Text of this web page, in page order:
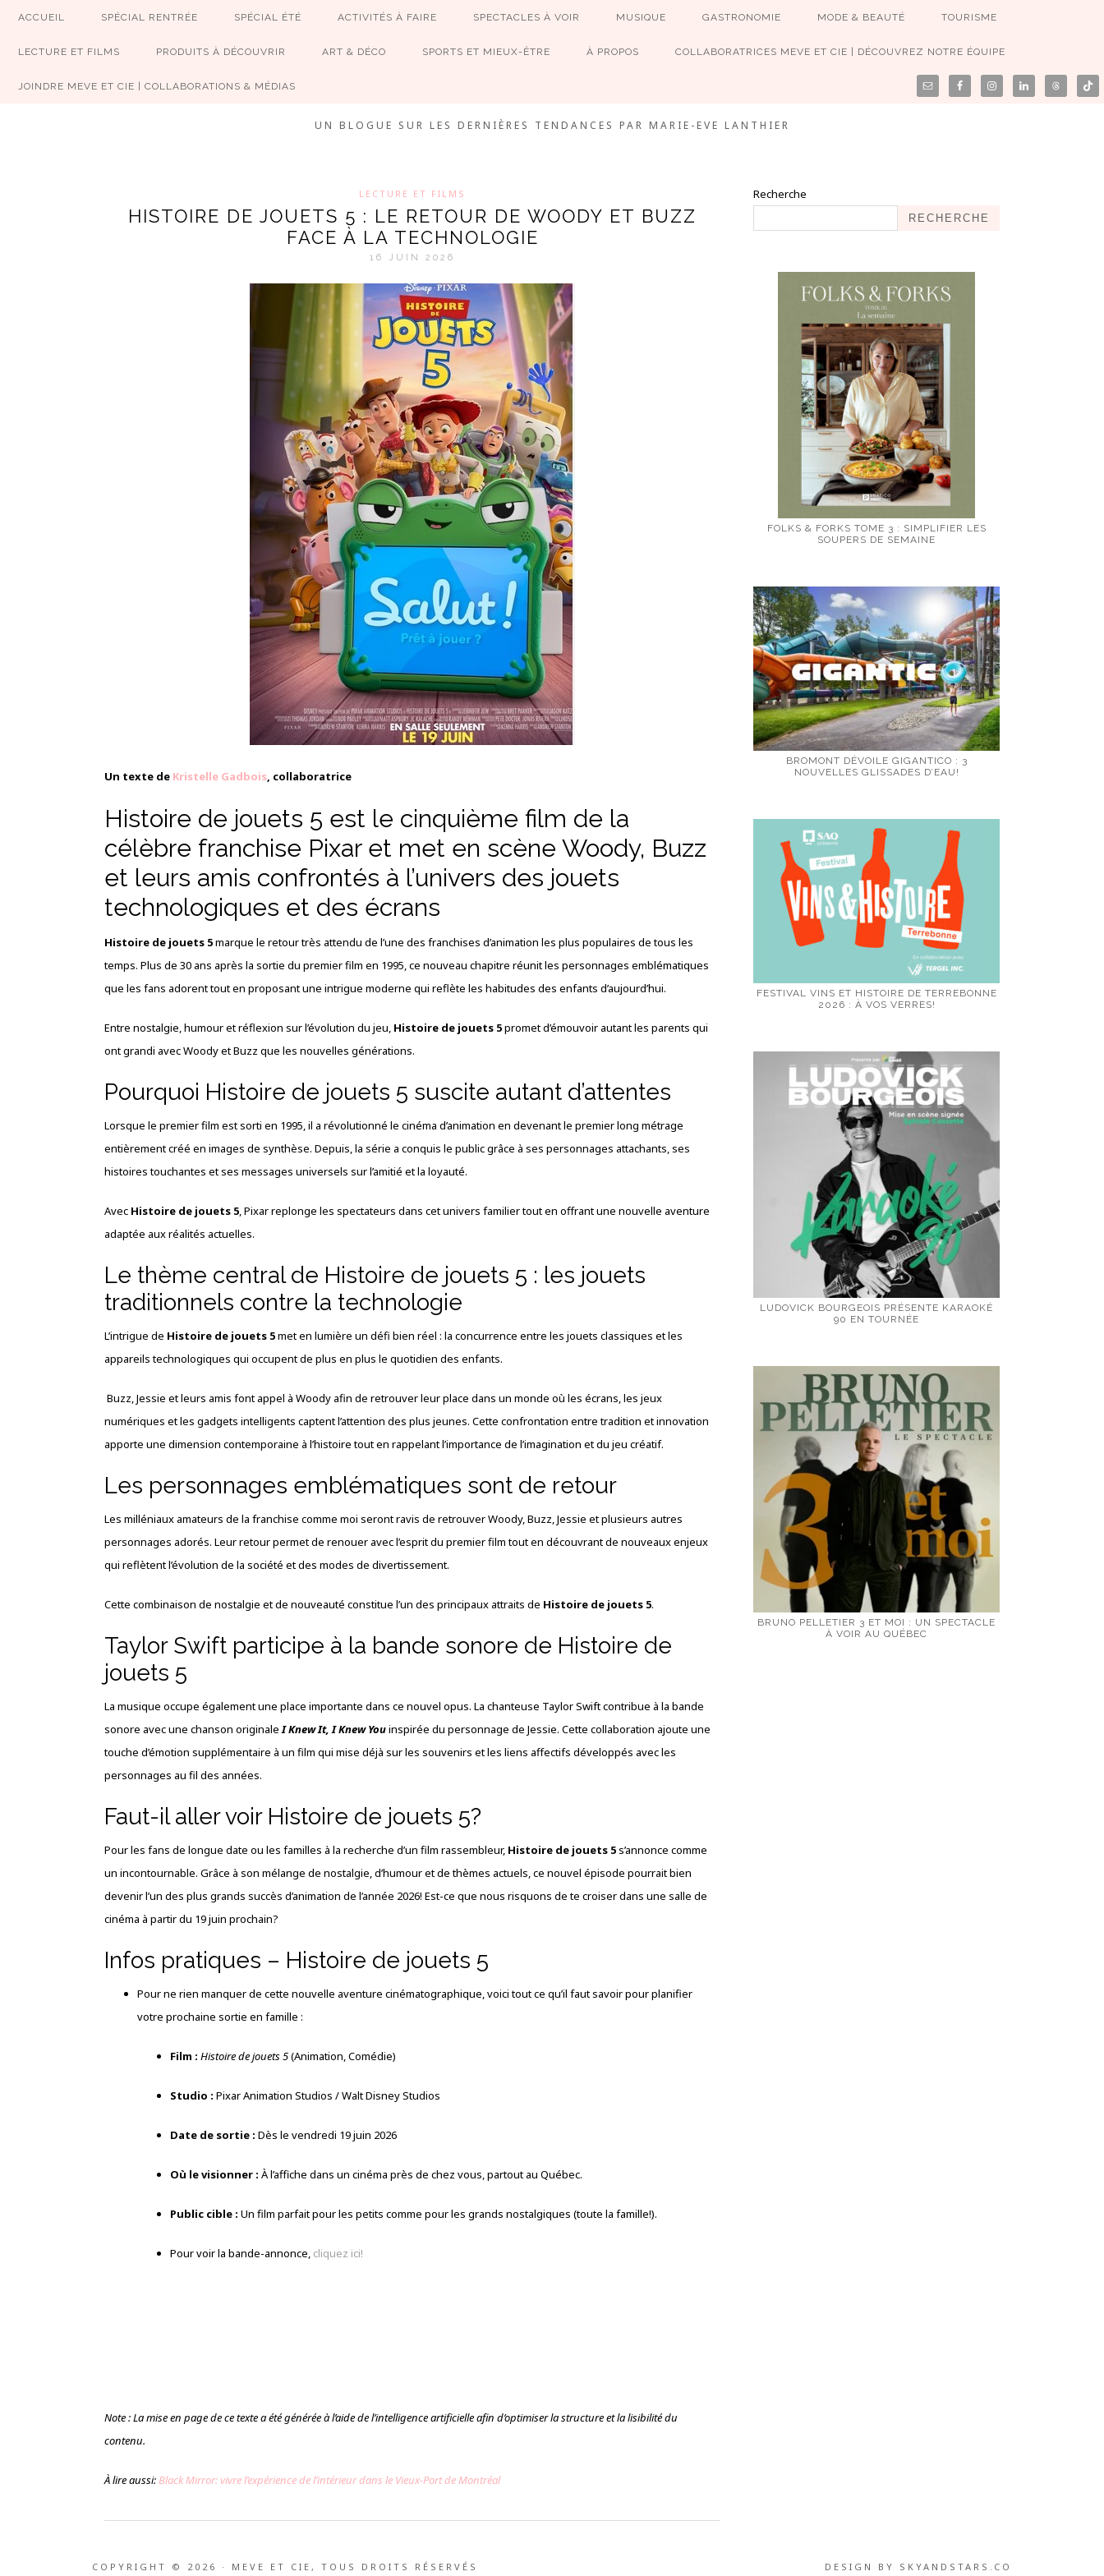
ACCUEIL SPÉCIAL RENTRÉE SPÉCIAL ÉTÉ ACTIVITÉS À FAIRE SPECTACLES À VOIR MUSIQUE GASTRONOMIE MODE & BEAUTÉ TOURISME
LECTURE ET FILMS PRODUITS À DÉCOUVRIR ART & DÉCO SPORTS ET MIEUX-ÊTRE À PROPOS COLLABORATRICES MEVE ET CIE | DÉCOUVREZ NOTRE ÉQUIPE
JOINDRE MEVE ET CIE | COLLABORATIONS & MÉDIAS
UN BLOGUE SUR LES DERNIÈRES TENDANCES PAR MARIE-EVE LANTHIER
LECTURE ET FILMS
HISTOIRE DE JOUETS 5 : LE RETOUR DE WOODY ET BUZZ
FACE À LA TECHNOLOGIE
16 JUIN 2026
Un texte de Kristelle Gadbois, collaboratrice
Histoire de jouets 5 est le cinquième film de la
célèbre franchise Pixar et met en scène Woody, Buzz
et leurs amis confrontés à l’univers des jouets
technologiques et des écrans
Histoire de jouets 5marque le retour très attendu de l’une des franchises d’animation les plus populaires de tous les
temps. Plus de 30 ans après la sortie du premier film en 1995, ce nouveau chapitre réunit les personnages emblématiques
que les fans adorent tout en proposant une intrigue moderne qui reflète les habitudes des enfants d’aujourd’hui.
Entre nostalgie, humour et réflexion sur l’évolution du jeu, Histoire de jouets 5promet d’émouvoir autant les parents qui
ont grandi avec Woody et Buzz que les nouvelles générations.
Pourquoi Histoire de jouets 5 suscite autant d’attentes
Lorsque le premier film est sorti en 1995, il a révolutionné le cinéma d’animation en devenant le premier long métrage
entièrement créé en images de synthèse. Depuis, la série a conquis le public grâce à ses personnages attachants, ses
histoires touchantes et ses messages universels sur l’amitié et la loyauté.
Avec Histoire de jouets 5, Pixar replonge les spectateurs dans cet univers familier tout en offrant une nouvelle aventure
adaptée aux réalités actuelles.
Le thème central de Histoire de jouets 5 : les jouets
traditionnels contre la technologie
L’intrigue de Histoire de jouets 5met en lumière un défi bien réel : la concurrence entre les jouets classiques et les
appareils technologiques qui occupent de plus en plus le quotidien des enfants.
Buzz, Jessie et leurs amis font appel à Woody afin de retrouver leur place dans un monde où les écrans, les jeux
numériques et les gadgets intelligents captent l’attention des plus jeunes. Cette confrontation entre tradition et innovation
apporte une dimension contemporaine à l’histoire tout en rappelant l’importance de l’imagination et du jeu créatif.
Les personnages emblématiques sont de retour
Les milléniaux amateurs de la franchise comme moi seront ravis de retrouver Woody, Buzz, Jessie et plusieurs autres
personnages adorés. Leur retour permet de renouer avec l’esprit du premier film tout en découvrant de nouveaux enjeux
qui reflètent l’évolution de la société et des modes de divertissement.
Cette combinaison de nostalgie et de nouveauté constitue l’un des principaux attraits de Histoire de jouets 5.
Taylor Swift participe à la bande sonore de Histoire de
jouets 5
La musique occupe également une place importante dans ce nouvel opus. La chanteuse Taylor Swiftcontribue à la bande
sonore avec une chanson originaleI Knew It, I Knew Youinspirée du personnage de Jessie. Cette collaboration ajoute une
touche d’émotion supplémentaire à un film qui mise déjà sur les souvenirs et les liens affectifs développés avec les
personnages au fil des années.
Faut-il aller voir Histoire de jouets 5?
Pour les fans de longue date ou les familles à la recherche d’un film rassembleur, Histoire de jouets 5s’annonce comme
un incontournable. Grâce à son mélange de nostalgie, d’humour et de thèmes actuels, ce nouvel épisode pourrait bien
devenir l’un des plus grands succès d’animation de l’année 2026! Est-ce que nous risquons de te croiser dans une salle de
cinéma à partir du 19 juin prochain?
Infos pratiques – Histoire de jouets 5
Pour ne rien manquer de cette nouvelle aventure cinématographique, voici tout ce qu’il faut savoir pour planifier
votre prochaine sortie en famille :
Film : Histoire de jouets 5(Animation, Comédie)
Studio : Pixar Animation Studios / Walt Disney Studios
Date de sortie : Dès le vendredi 19 juin 2026
Où le visionner : À l’affiche dans un cinéma près de chez vous, partout au Québec.
Public cible : Un film parfait pour les petits comme pour les grands nostalgiques (toute la famille!).
Pour voir la bande-annonce, cliquez ici!
Note : La mise en page de ce texte a été générée à l’aide de l’intelligence artificielle afin d’optimiser la structure et la lisibilité du
contenu.
À lire aussi:Black Mirror: vivre l’expérience de l’intérieur dans le Vieux-Port de Montréal
Recherche
RECHERCHE
FOLKS & FORKS TOME 3 : SIMPLIFIER LES
SOUPERS DE SEMAINE
BROMONT DÉVOILE GIGANTICO : 3
NOUVELLES GLISSADES D’EAU!
FESTIVAL VINS ET HISTOIRE DE TERREBONNE
2026 : À VOS VERRES!
LUDOVICK BOURGEOIS PRÉSENTE KARAOKÉ
90 EN TOURNÉE
BRUNO PELLETIER 3 ET MOI : UN SPECTACLE
À VOIR AU QUÉBEC
DESIGN BY SKYANDSTARS.CO
COPYRIGHT © 2026 · MEVE ET CIE, TOUS DROITS RÉSERVÉS